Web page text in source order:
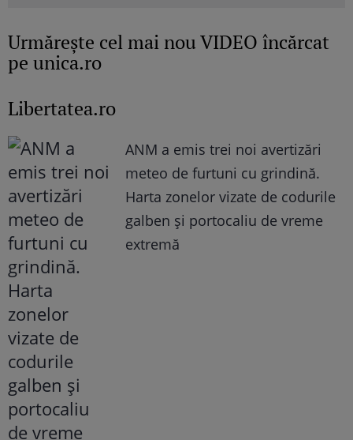
Urmăreşte cel mai nou VIDEO încărcat
pe unica.ro
Libertatea.ro
ANM a emis trei noi avertizări
meteo de furtuni cu grindină.
Harta zonelor vizate de codurile
galben și portocaliu de vreme
extremă